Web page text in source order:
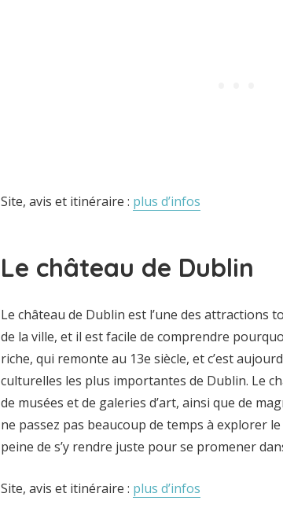
Site, avis et itinéraire : plus d’infos
Le château de Dublin
Le château de Dublin est l’une des attractions
de la ville, et il est facile de comprendre
riche, qui remonte au 13e siècle, et c’est
culturelles les plus importantes de Dublin. Le
de musées et de galeries d’art, ainsi que de
ne passez pas beaucoup de temps à explorer
peine de s’y rendre juste pour se promener
Site, avis et itinéraire : plus d’infos